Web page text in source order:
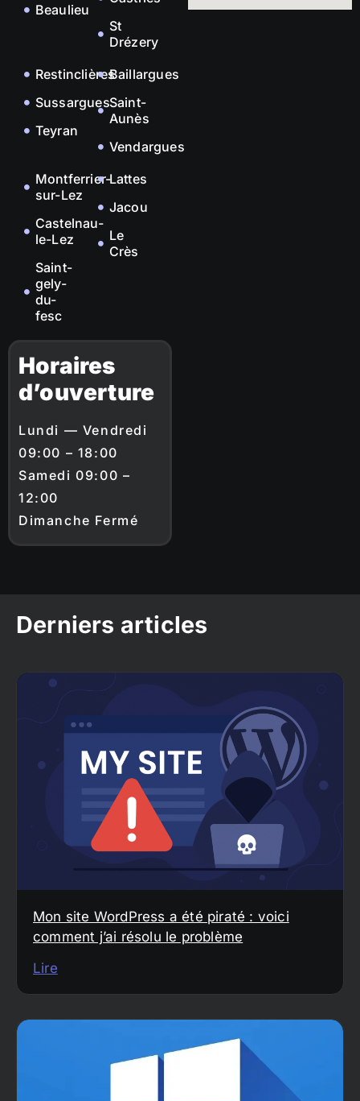
Beaulieu
St
Drézery
Restinclières
Sussargues
Teyran
Baillargues
Saint-
Aunès
Vendargues
Montferrier-
sur-Lez
Castelnau-
le-Lez
Saint-
gely-
du-
fesc
Lattes
Jacou
Le
Crès
Horaires
d’ouverture
Lundi — Vendredi
09:00 – 18:00
Samedi 09:00 –
12:00
Dimanche Fermé
Derniers articles
Mon site WordPress a été piraté : voici
comment j’ai résolu le problème
Lire